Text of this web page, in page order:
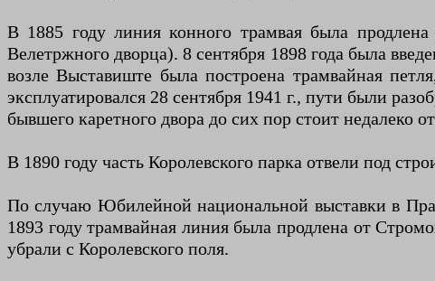
В 1885 году линия конного трамвая была
Велетржного дворца). 8 сентября 1898 года была
возле Выставиште была построена трамвайная
эксплуатировался 28 сентября 1941 г., пути были
бывшего каретного двора до сих пор стоит недалеко
В 1890 году часть Королевского парка отвели под
По случаю Юбилейной национальной выставки в
1893 году трамвайная линия была продлена от
убрали с Королевского поля.